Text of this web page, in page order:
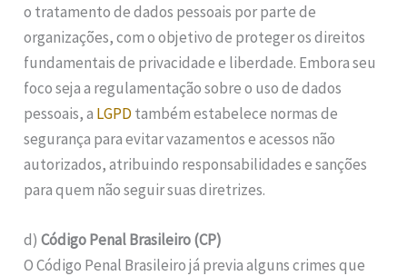
o tratamento de dados pessoais por parte de
organizações, com o objetivo de proteger os direitos
fundamentais de privacidade e liberdade. Embora seu
foco seja a regulamentação sobre o uso de dados
pessoais, a LGPD também estabelece normas de
segurança para evitar vazamentos e acessos não
autorizados, atribuindo responsabilidades e sanções
para quem não seguir suas diretrizes.
d)Código Penal Brasileiro (CP)
O Código Penal Brasileiro já previa alguns crimes que